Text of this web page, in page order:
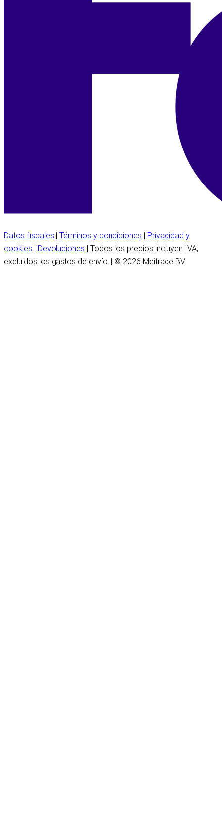
Datos fiscales Términos y condiciones
Privacidad y
cookies
Devoluciones | Todos los precios incluyen IVA,
excluidos los gastos de envío. | © 2026 Meitrade BV